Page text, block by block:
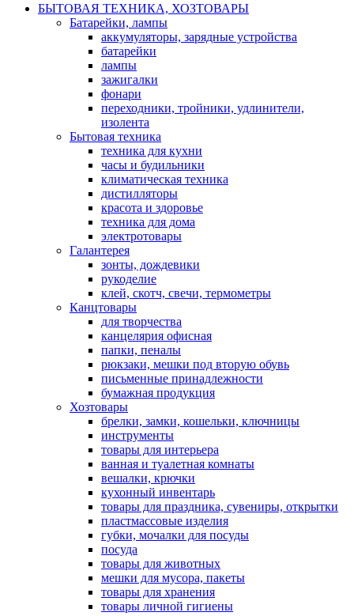
БЫТОВАЯ ТЕХНИКА, ХОЗТОВАРЫ
Батарейки, лампы
аккумуляторы, зарядные устройства
батарейки
лампы
зажигалки
фонари
переходники, тройники, удлинители,
изолента
Бытовая техника
техника для кухни
часы и будильники
климатическая техника
дистилляторы
красота и здоровье
техника для дома
электротовары
Галантерея
зонты, дождевики
рукоделие
клей, скотч, свечи, термометры
Канцтовары
для творчества
канцелярия офисная
папки, пеналы
рюкзаки, мешки под вторую обувь
письменные принадлежности
бумажная продукция
Хозтовары
брелки, замки, кошельки, ключницы
инструменты
товары для интерьера
ванная и туалетная комнаты
вешалки, крючки
кухонный инвентарь
товары для праздника, сувениры, открытки
пластмассовые изделия
губки, мочалки для посуды
посуда
товары для животных
мешки для мусора, пакеты
товары для хранения
товары личной гигиены